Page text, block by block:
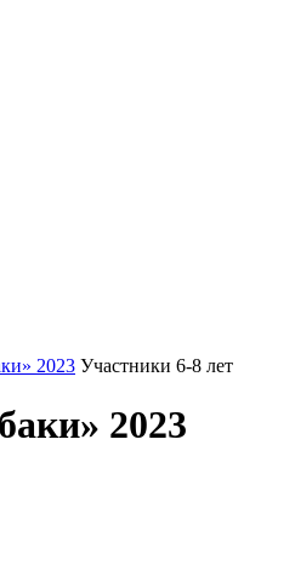
2023 Участники 6-8 лет
2023